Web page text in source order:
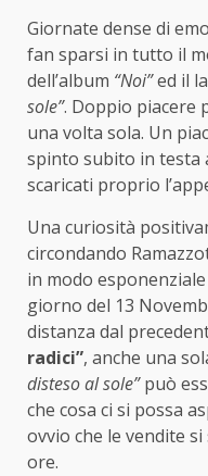
Giornate dense di
fan sparsi in tutto il
dell’album “Noi”ed il
sole”. Doppio piacere
una volta sola. Un
spinto subito in testa
scaricati proprio
Una curiosità
circondando
in modo
giorno del 13
distanza dal
radici”, anche una
disteso al sole”può
che cosa ci si possa
ovvio che le vendite
ore.